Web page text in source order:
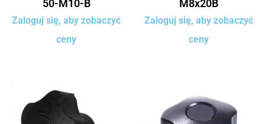
50-M10-B
Zaloguj się, aby zobaczyć
ceny
M8x20B
Zaloguj się, aby zobaczyć
ceny